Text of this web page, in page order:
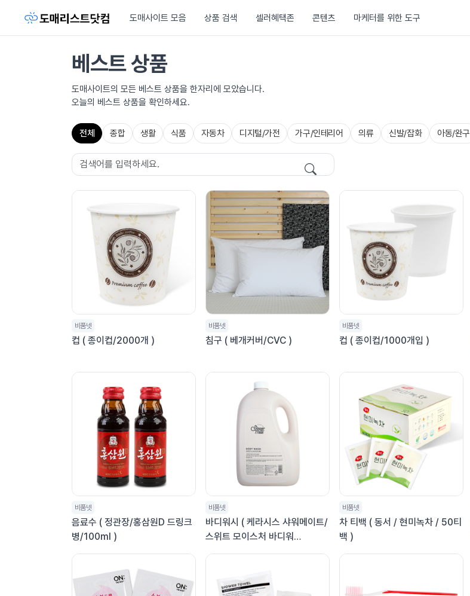
도매사이트 모음 상품 검색 셀러혜택존 콘텐츠 마케터를 위한 도구
베스트 상품
도매사이트의 모든 베스트 상품을 한자리에 모았습니다.
오늘의 베스트 상품을 확인하세요.
전체 종합 생활 식품 자동차 디지털/가전 가구/인테리어 의류 신발/잡화 아동/완구
비품넷
컵 ( 종이컵/2000개 )
비품넷
침구 ( 베개커버/CVC )
비품넷
컵 ( 종이컵/1000개입 )
비품넷
음료수 ( 정관장/홍삼원D 드링크
병/100ml )
비품넷
바디워시 ( 케라시스 샤워메이트/
스위트 모이스처 바디워
시/4000ml)
비품넷
차 티백 ( 동서 / 현미녹차 / 50티
백 )